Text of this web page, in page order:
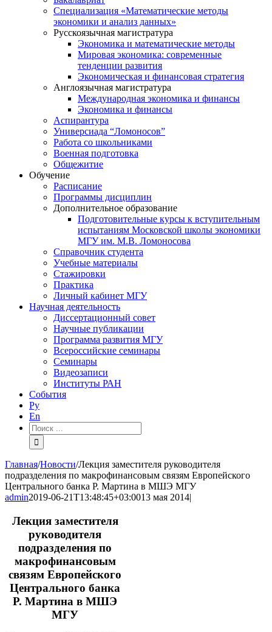
Специализация «Математические методы
экономики и анализ данных»
Русскоязычная магистратура
Экономика и математические методы
Мировая экономика: современные
тенденции развития
Экономическая и финансовая стратегия
Англоязычная магистратура
Международная экономика и финансы
Экономика и финансы
Аспирантура
Универсиада “Ломоносов”
Работа со школьниками
Военная подготовка
Общежитие
Обучение
Расписание
Программы дисциплин
Дополнительное образование
Подготовительные курсы к вступительным
испытаниям Московской школы экономики
МГУ им. М.В. Ломоносова
Справочник студента
Учебные материалы
Стажировки
Практика
Личный кабинет МГУ
Научная деятельность
Диссертационный совет
Научные публикации
Программа развития МГУ
Всероссийские семинары
Семинары
Видеозаписи
Институты РАН
События
Ру
En
Результат
поиска:
Главная/Новости/Лекция заместителя руководителя
подразделения по макрофинансовым связям Европейского
Центрального банка Р. Мартина в МШЭ МГУ
admin2019-06-21T13:48:45+03:0013 мая 2014|
Лекция заместителя
руководителя
подразделения по
макрофинансовым
связям Европейского
Центрального банка
Р. Мартина в МШЭ
МГУ